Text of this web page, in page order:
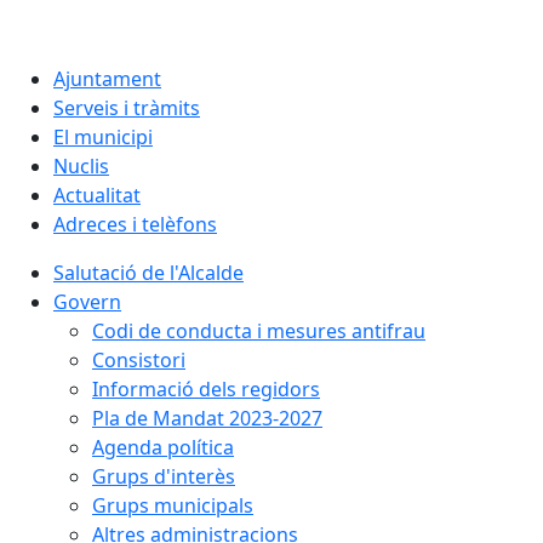
Ajuntament
Serveis i tràmits
El municipi
Nuclis
Actualitat
Adreces i telèfons
Salutació de l'Alcalde
Govern
Codi de conducta i mesures antifrau
Consistori
Informació dels regidors
Pla de Mandat 2023-2027
Agenda política
Grups d'interès
Grups municipals
Altres administracions